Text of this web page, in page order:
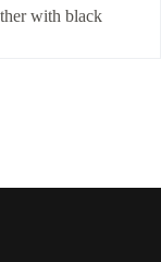
with black